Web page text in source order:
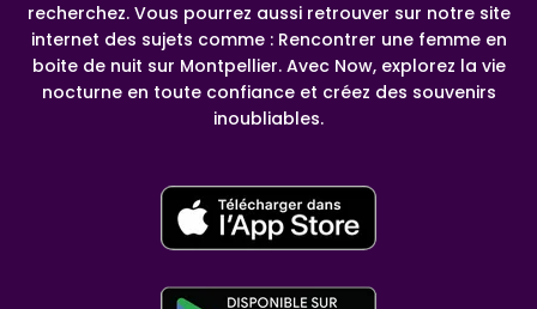
recherchez. Vous pourrez aussi retrouver sur notre site
internet des sujets comme : Rencontrer une femme en
boite de nuit sur Montpellier. Avec Now, explorez la vie
nocturne en toute confiance et créez des souvenirs
inoubliables.